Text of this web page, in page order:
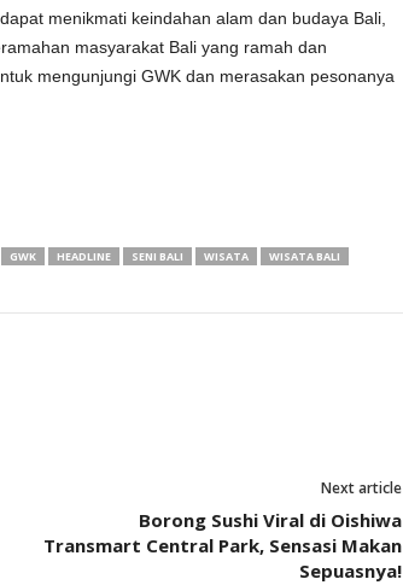
menikmati keindahan alam dan budaya Bali,
masyarakat Bali yang ramah dan
mengunjungi GWK dan merasakan pesonanya
GWK HEADLINE SENI BALI WISATA
WISATA BALI
Next article
Borong Sushi Viral di Oishiwa
Transmart Central Park, Sensasi Makan
Sepuasnya!